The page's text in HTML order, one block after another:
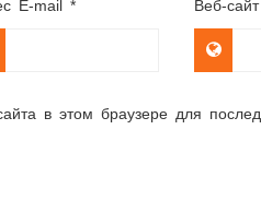
E-mail * Веб-сайт
в этом браузере для